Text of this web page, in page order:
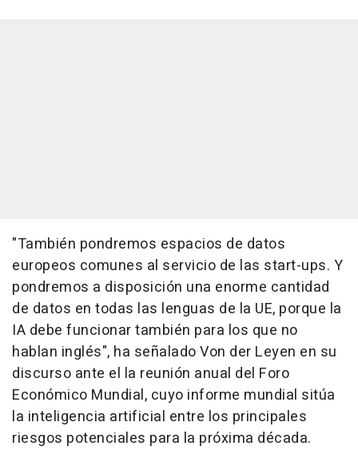
"También pondremos espacios de datos
europeos comunes al servicio de las start-ups. Y
pondremos a disposición una enorme cantidad
de datos en todas las lenguas de la UE, porque la
IA debe funcionar también para los que no
hablan inglés", ha señalado Von der Leyen en su
discurso ante el la reunión anual del Foro
Económico Mundial, cuyo informe mundial sitúa
la inteligencia artificial entre los principales
riesgos potenciales para la próxima década.